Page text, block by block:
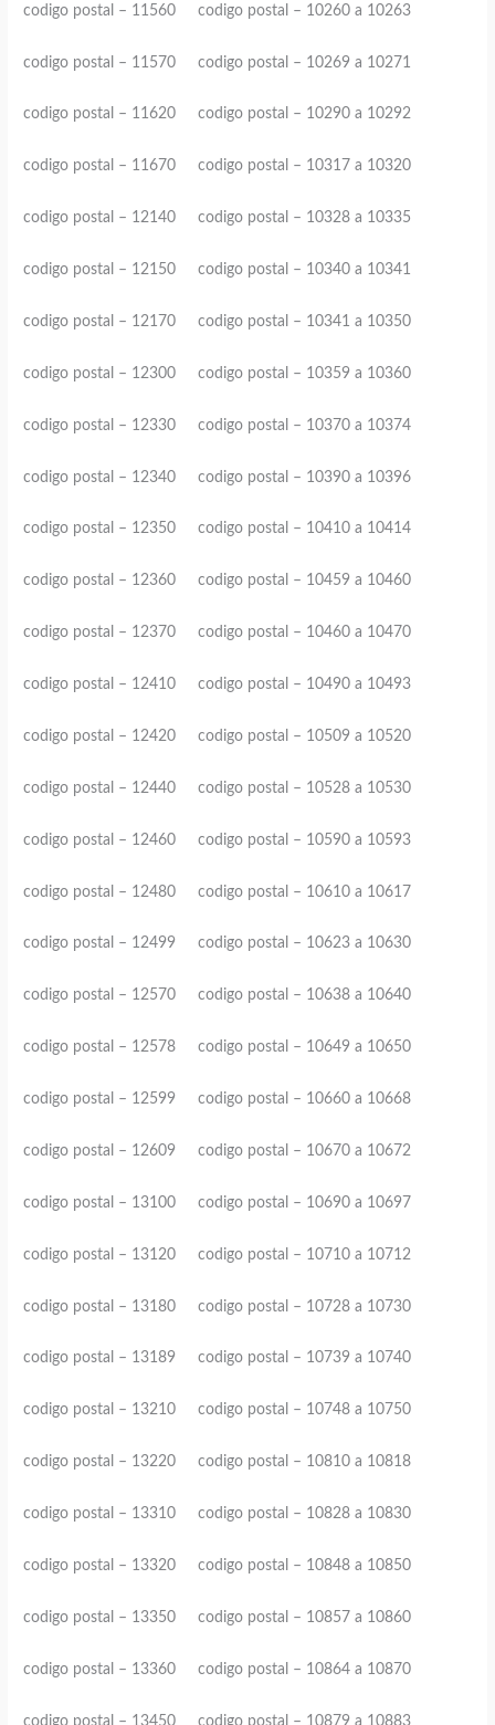
codigo postal – 11560 codigo postal – 10260 a 10263
codigo postal – 11570 codigo postal – 10269 a 10271
codigo postal – 11620 codigo postal – 10290 a 10292
codigo postal – 11670 codigo postal – 10317 a 10320
codigo postal – 12140 codigo postal – 10328 a 10335
codigo postal – 12150 codigo postal – 10340 a 10341
codigo postal – 12170 codigo postal – 10341 a 10350
codigo postal – 12300 codigo postal – 10359 a 10360
codigo postal – 12330 codigo postal – 10370 a 10374
codigo postal – 12340 codigo postal – 10390 a 10396
codigo postal – 12350 codigo postal – 10410 a 10414
codigo postal – 12360 codigo postal – 10459 a 10460
codigo postal – 12370 codigo postal – 10460 a 10470
codigo postal – 12410 codigo postal – 10490 a 10493
codigo postal – 12420 codigo postal – 10509 a 10520
codigo postal – 12440 codigo postal – 10528 a 10530
codigo postal – 12460 codigo postal – 10590 a 10593
codigo postal – 12480 codigo postal – 10610 a 10617
codigo postal – 12499 codigo postal – 10623 a 10630
codigo postal – 12570 codigo postal – 10638 a 10640
codigo postal – 12578 codigo postal – 10649 a 10650
codigo postal – 12599 codigo postal – 10660 a 10668
codigo postal – 12609 codigo postal – 10670 a 10672
codigo postal – 13100 codigo postal – 10690 a 10697
codigo postal – 13120 codigo postal – 10710 a 10712
codigo postal – 13180 codigo postal – 10728 a 10730
codigo postal – 13189 codigo postal – 10739 a 10740
codigo postal – 13210 codigo postal – 10748 a 10750
codigo postal – 13220 codigo postal – 10810 a 10818
codigo postal – 13310 codigo postal – 10828 a 10830
codigo postal – 13320 codigo postal – 10848 a 10850
codigo postal – 13350 codigo postal – 10857 a 10860
codigo postal – 13360 codigo postal – 10864 a 10870
codigo postal – 13450 codigo postal – 10879 a 10883